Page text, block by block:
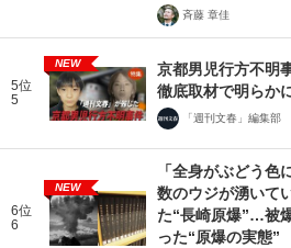
斉藤 章佳
5位
5
NEW
京都男児行方不明
徹底取材で明らか
「週刊文春」編集部
6位
6
NEW
「全身がぶどう
数のウジが湧いて
た“長崎原爆”…被
った“原爆の実態”